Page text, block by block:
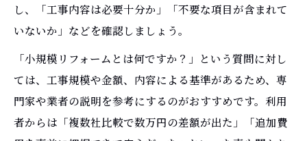
し、「工事内容は必要十分か」「不要な項目が含まれて
いないか」などを確認しましょう。
「小規模リフォームとは何ですか？」という質問に対し
ては、工事規模や金額、内容による基準があるため、専
門家や業者の説明を参考にするのがおすすめです。利用
者からは「複数社比較で数万円の差額が出た」「追加費